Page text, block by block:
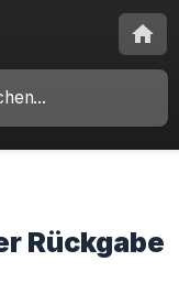
Rückgabe